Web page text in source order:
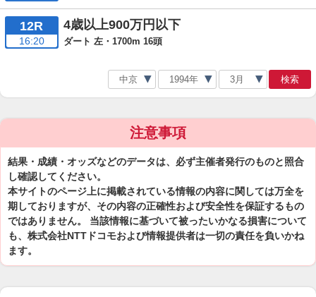
12R
16:20
4歳以上900万円以下
ダート 左・1700m 16頭
検索
注意事項
結果・成績・オッズなどのデータは、必ず主催者発行のものと照合
し確認してください。
本サイトのページ上に掲載されている情報の内容に関しては万全を
期しておりますが、その内容の正確性および安全性を保証するもの
ではありません。 当該情報に基づいて被ったいかなる損害について
も、株式会社NTTドコモおよび情報提供者は一切の責任を負いかね
ます。